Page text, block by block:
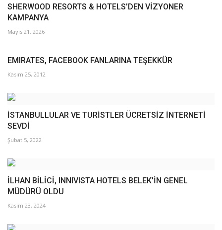
SHERWOOD RESORTS & HOTELS’DEN VİZYONER
KAMPANYA
Mayıs 21, 2026
EMIRATES, FACEBOOK FANLARINA TEŞEKKÜR
Kasım 25, 2012
İSTANBULLULAR VE TURİSTLER ÜCRETSİZ İNTERNETİ
SEVDİ
Şubat 5, 2022
İLHAN BİLİCİ, INNIVISTA HOTELS BELEK'İN GENEL
MÜDÜRÜ OLDU
Kasım 23, 2024